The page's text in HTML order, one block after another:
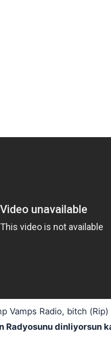
Vamps Radio, bitch (Rip)
Radyosunu dinliyorsun